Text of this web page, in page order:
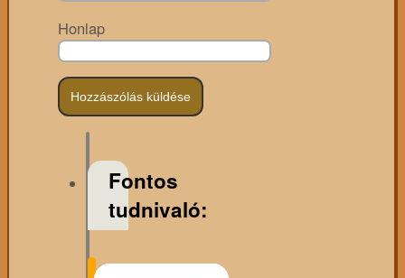
Honlap
Fontos
tudnivaló: